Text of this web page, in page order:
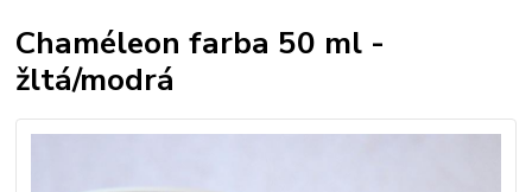
Chaméleon farba 50 ml -
žltá/modrá